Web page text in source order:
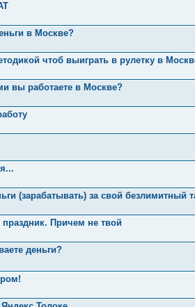
в Москве?
чтоб выиграть в рулетку в
вы работаете в Москве?
(зарабатывать) за свой безлимитный
праздник. Причем не твой
деньги?